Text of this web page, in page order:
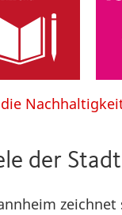
der Stadt